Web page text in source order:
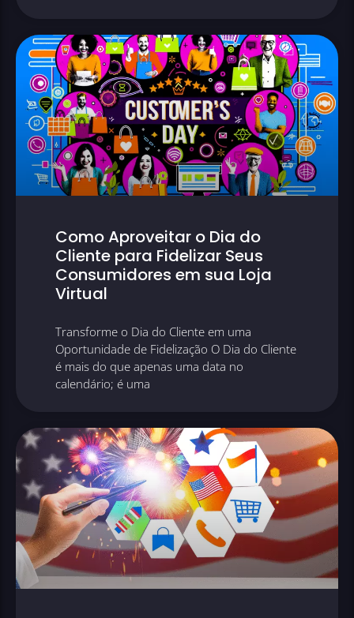
Como Aproveitar o Dia do
Cliente para Fidelizar Seus
Consumidores em sua Loja
Virtual
Transforme o Dia do Cliente em uma
Oportunidade de Fidelização O Dia do Cliente
é mais do que apenas uma data no
calendário; é uma